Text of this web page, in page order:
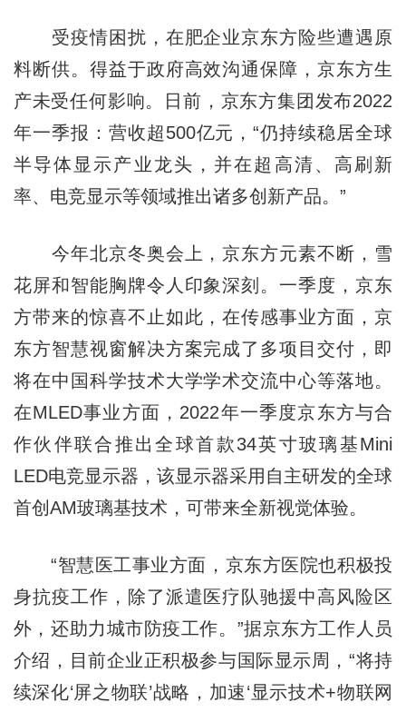
受疫情困扰，在肥企业京东方险些遭遇原
料断供。得益于政府高效沟通保障，京东方生
产未受任何影响。日前，京东方集团发布2022
年一季报：营收超500亿元，“仍持续稳居全球
半导体显示产业龙头，并在超高清、高刷新
率、电竞显示等领域推出诸多创新产品。”
今年北京冬奥会上，京东方元素不断，雪
花屏和智能胸牌令人印象深刻。一季度，京东
方带来的惊喜不止如此，在传感事业方面，京
东方智慧视窗解决方案完成了多项目交付，即
将在中国科学技术大学学术交流中心等落地。
在MLED事业方面，2022年一季度京东方与合
作伙伴联合推出全球首款34英寸玻璃基Mini
LED电竞显示器，该显示器采用自主研发的全球
首创AM玻璃基技术，可带来全新视觉体验。
“智慧医工事业方面，京东方医院也积极投
身抗疫工作，除了派遣医疗队驰援中高风险区
外，还助力城市防疫工作。”据京东方工作人员
介绍，目前企业正积极参与国际显示周，“将持
续深化‘屏之物联’战略，加速‘显示技术+物联网